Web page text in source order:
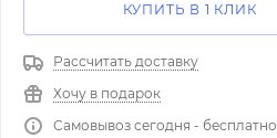
КУПИТЬ В 1 КЛИК
Рассчитать доставку
Хочу в подарок
Самовывоз сегодня - бесплатно